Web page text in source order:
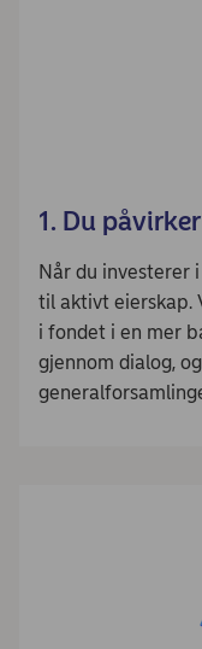
1. Du
Når du investerer
til aktivt eierskap.
i fondet i en mer
gjennom dialog,